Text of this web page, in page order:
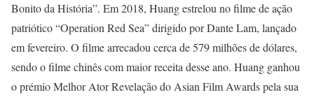
Bonito da História”. Em 2018, Huang estrelou no filme de ação
patriótico “Operation Red Sea” dirigido por Dante Lam, lançado
em fevereiro. O filme arrecadou cerca de 579 milhões de dólares,
sendo o filme chinês com maior receita desse ano. Huang ganhou
o prémio Melhor Ator Revelação do Asian Film Awards pela sua